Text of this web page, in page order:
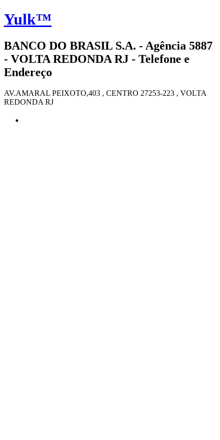
Yulk™
BANCO DO BRASIL S.A. - Agência 5887
- VOLTA REDONDA RJ - Telefone e
Endereço
AV.AMARAL PEIXOTO,403 , CENTRO 27253-223 , VOLTA
REDONDA RJ